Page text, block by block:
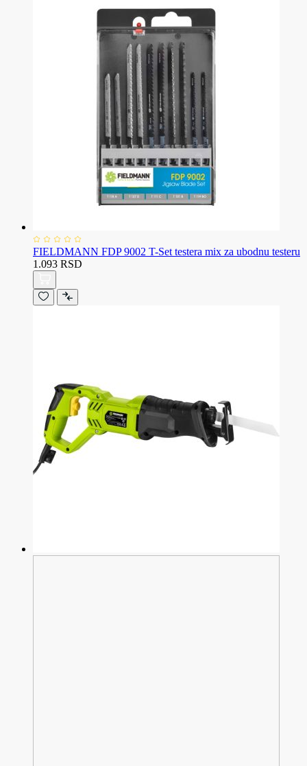
FIELDMANN FDP 9002 T-Set testera mix za ubodnu testeru
1.093 RSD